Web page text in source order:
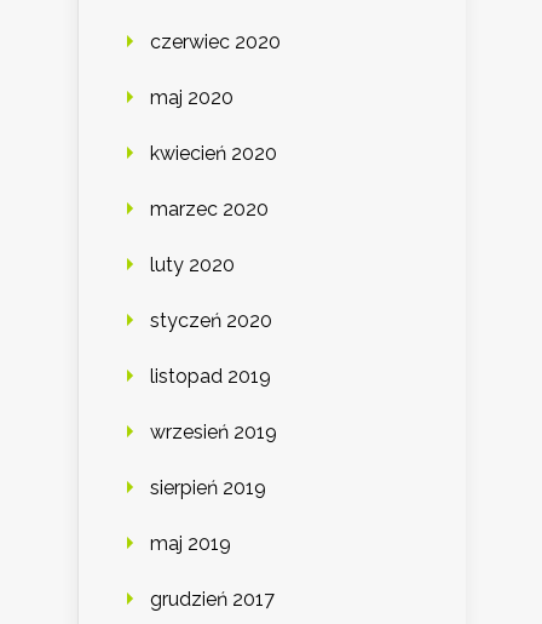
czerwiec 2020
maj 2020
kwiecień 2020
marzec 2020
luty 2020
styczeń 2020
listopad 2019
wrzesień 2019
sierpień 2019
maj 2019
grudzień 2017